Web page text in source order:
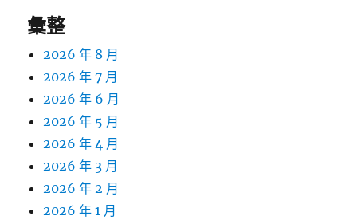
彙整
2026 年 8 月
2026 年 7 月
2026 年 6 月
2026 年 5 月
2026 年 4 月
2026 年 3 月
2026 年 2 月
2026 年 1 月